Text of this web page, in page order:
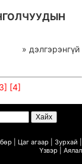
» дэлгэрэнгүй
[4]
өр Цаг агаар Зурхай
Үзвэр Аялал